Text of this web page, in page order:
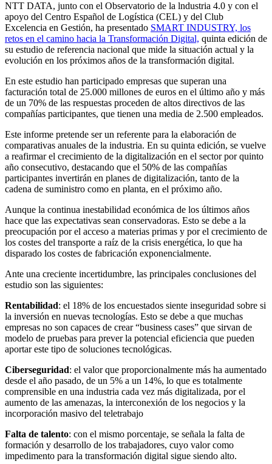
NTT DATA, junto con el Observatorio de la lndustria 4.0 y con el
apoyo del Centro Español de Logística (CEL) y del Club
Excelencia en Gestión, ha presentado SMART INDUSTRY, los
retos en el camino hacia la Transformación Digital, quinta edición de
su estudio de referencia nacional que mide la situación actual y la
evolución en los próximos años de la transformación digital.
En este estudio han participado empresas que superan una
facturación total de 25.000 millones de euros en el último año y más
de un 70% de las respuestas proceden de altos directivos de las
compañías participantes, que tienen una media de 2.500 empleados.
Este informe pretende ser un referente para la elaboración de
comparativas anuales de la industria. En su quinta edición, se vuelve
a reafirmar el crecimiento de la digitalización en el sector por quinto
año consecutivo, destacando que el 50% de las compañías
participantes invertirán en planes de digitalización, tanto de la
cadena de suministro como en planta, en el próximo año.
Aunque la continua inestabilidad económica de los últimos años
hace que las expectativas sean conservadoras. Esto se debe a la
preocupación por el acceso a materias primas y por el crecimiento de
los costes del transporte a raíz de la crisis energética, lo que ha
disparado los costes de fabricación exponencialmente.
Ante una creciente incertidumbre, las principales conclusiones del
estudio son las siguientes:
Rentabilidad: el 18% de los encuestados siente inseguridad sobre si
la inversión en nuevas tecnologías. Esto se debe a que muchas
empresas no son capaces de crear “business cases” que sirvan de
modelo de pruebas para prever la potencial eficiencia que pueden
aportar este tipo de soluciones tecnológicas.
Ciberseguridad: el valor que proporcionalmente más ha aumentado
desde el año pasado, de un 5% a un 14%, lo que es totalmente
comprensible en una industria cada vez más digitalizada, por el
aumento de las amenazas, la interconexión de los negocios y la
incorporación masivo del teletrabajo
Falta de talento: con el mismo porcentaje, se señala la falta de
formación y desarrollo de los trabajadores, cuyo valor como
impedimento para la transformación digital sigue siendo alto.